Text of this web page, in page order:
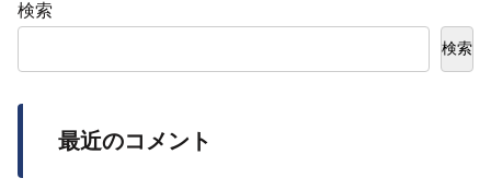
検索
検索
最近のコメント